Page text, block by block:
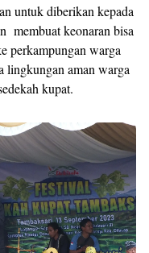
untuk diberikan kepada
membuat keonaran bisa
perkampungan warga
lingkungan aman warga
kupat.